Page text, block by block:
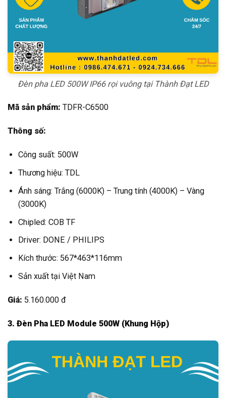
Đèn pha LED 500W IP66 rọi vuông tại Thành Đạt LED
Mã sản phẩm: TDFR-C6500
Thông số:
Công suất: 500W
Thương hiệu: TDL
Ánh sáng: Trắng (6000K) – Trung tính (4000K) – Vàng
(3000K)
Chipled: COB TF
Driver: DONE / PHILIPS
Kích thước: 567*463*116mm
Sản xuất tại Việt Nam
Giá: 5.160.000 đ
3. Đèn Pha LED Module 500W (Khung Hộp)